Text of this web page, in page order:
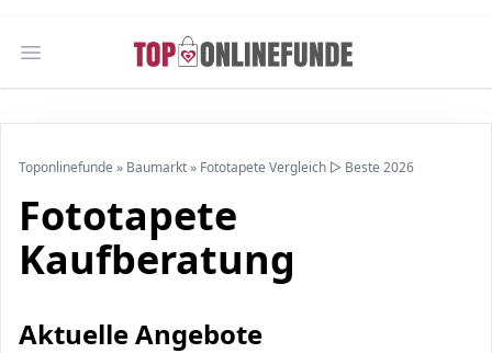
Open main menu
Toponlinefunde » Baumarkt» Fototapete Vergleich ▷ Beste 2026
Fototapete
Kaufberatung
Aktuelle Angebote